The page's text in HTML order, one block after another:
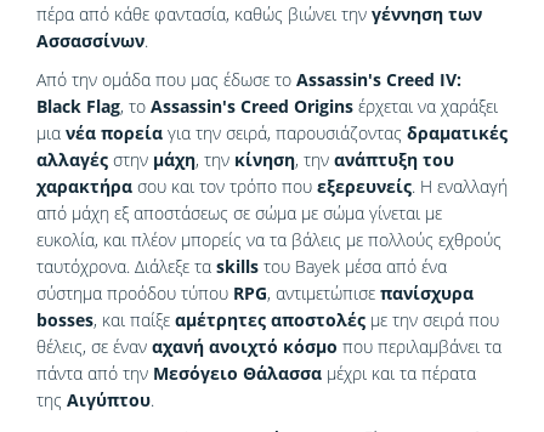
πέρα από κάθε φαντασία, καθώς βιώνει την γέννηση των
Ασσασσίνων.
Από την ομάδα που μας έδωσε το Assassin's Creed IV:
Black Flag, το Assassin's Creed Origins έρχεται να χαράξει
μια νέα πορεία για την σειρά, παρουσιάζοντας δραματικές
αλλαγές στην μάχη, την κίνηση, την ανάπτυξη του
χαρακτήρα σου και τον τρόπο που εξερευνείς. Η εναλλαγή
από μάχη εξ αποστάσεως σε σώμα με σώμα γίνεται με
ευκολία, και πλέον μπορείς να τα βάλεις με πολλούς εχθρούς
ταυτόχρονα. Διάλεξε τα skills του Bayek μέσα από ένα
σύστημα προόδου τύπου RPG, αντιμετώπισε πανίσχυρα
bosses, και παίξε αμέτρητες αποστολές με την σειρά που
θέλεις, σε έναν αχανή ανοιχτό κόσμο που περιλαμβάνει τα
πάντα από την Μεσόγειο Θάλασσα μέχρι και τα πέρατα
της Αιγύπτου.